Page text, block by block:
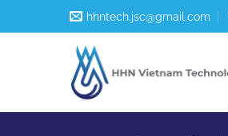
to
hhntech.jsc@gmail.com